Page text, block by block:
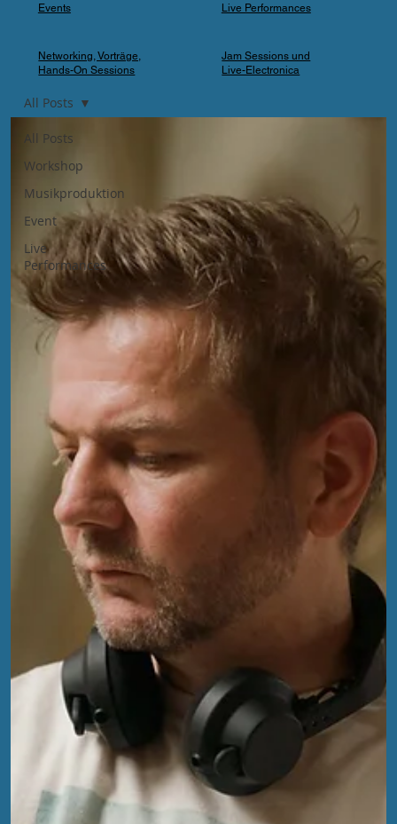
All Posts
Workshop
Musikproduktion
Event
Live
Performances
All Posts
Events
Networking, Vorträge,
Hands-On Sessions
Live Performances
Jam Sessions und
Live-Electronica